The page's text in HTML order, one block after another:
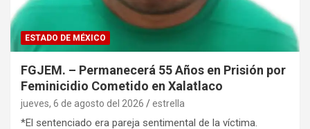
ESTADO DE MÉXICO
FGJEM. – Permanecerá 55 Años en Prisión por
Feminicidio Cometido en Xalatlaco
jueves, 6 de agosto del 2026 estrella
*El sentenciado era pareja sentimental de la víctima.